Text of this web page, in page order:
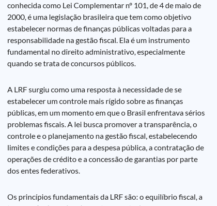
conhecida como Lei Complementar nº 101, de 4 de maio de
2000, é uma legislação brasileira que tem como objetivo
estabelecer normas de finanças públicas voltadas para a
responsabilidade na gestão fiscal. Ela é um instrumento
fundamental no direito administrativo, especialmente
quando se trata de concursos públicos.
A LRF surgiu como uma resposta à necessidade de se
estabelecer um controle mais rígido sobre as finanças
públicas, em um momento em que o Brasil enfrentava sérios
problemas fiscais. A lei busca promover a transparência, o
controle e o planejamento na gestão fiscal, estabelecendo
limites e condições para a despesa pública, a contratação de
operações de crédito e a concessão de garantias por parte
dos entes federativos.
Os princípios fundamentais da LRF são: o equilíbrio fiscal, a